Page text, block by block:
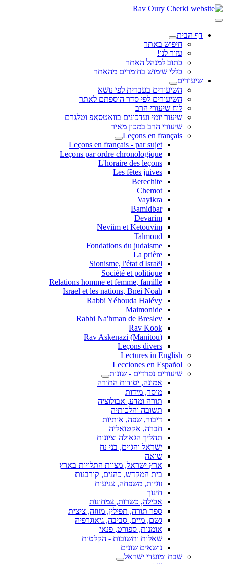
דף הבית
חיפוש באתר
עזור לנו!
כתוב למנהל האתר
כללי שימוש בחומרים מהאתר
שיעורים
השיעורים בעברית לפי נושא
השיעורים לפי סדר הוספתם לאתר
לוח שיעורי הרב
שיעור יומי ועדכונים בוואטסאפ וטלגרם
שיעורי הרב במכון מאיר
Leçons en français
Leçons en français - par sujet
Leçons par ordre chronologique
L'horaire des leçons
Les fêtes juives
Berechite
Chemot
Vayikra
Bamidbar
Devarim
Neviim et Ketouvim
Talmoud
Fondations du judaisme
La prière
Sionisme, l'état d'Israël
Société et politique
Relations homme et femme, famille
Israel et les nations, Bnei Noah
Rabbi Yéhouda Halévy
Maimonide
Rabbi Na'hman de Breslev
Rav Kook
(Rav Askenazi (Manitou
Leçons divers
Lectures in English
Lecciones en Español
שיעורים נפרדים - שונות
אמונה, יסודות התורה
מוסר, מידות
תורה ומדע, אבולוציה
תשובה והלכותיה
דיבור, שפה, אותיות
חברה, אקטואליה
תהליך הגאולה וציונות
ישראל והגוים, בני נח
שואה
ארץ ישראל, מצוות התלויות בארץ
בית המקדש, כהנים, קורבנות
זוגיות, משפחה, צניעות
חינוך
אכילה, כשרות, צמחונות
ספר תורה, תפילין, מזוזה, ציצית
גשם, מיים, סביבה, גיאוגרפיה
אומנות, ספורט, פנאי
שאלות ותשובות - הקלטות
נושאים שונים
שבת ומועדי ישראל